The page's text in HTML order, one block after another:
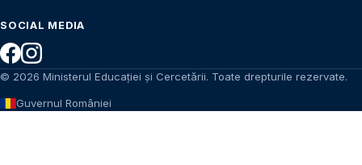
SOCIAL MEDIA
© 2026 Ministerul Educației și Cercetării. Toate drepturile rezervate.
Guvernul României